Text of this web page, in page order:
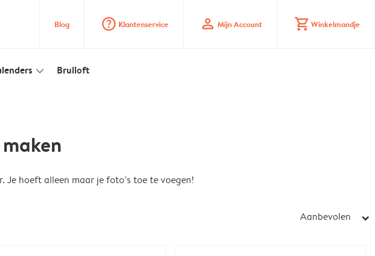
Blog question_mark_circle Klantenservice profile Mijn Account shopping_cart Winkelmandje
slim_arrow_down Bruiloft
hoeft alleen maar je foto’s toe te voegen!
Aanbevolen arrow_right